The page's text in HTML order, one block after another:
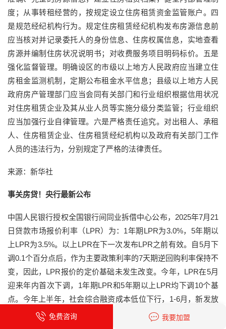
度；从事转租经营的，按规定设立住房租赁资金监管账户。四
是规范经纪机构行为。规定住房租赁经纪机构发布房源信息前
应当核对并记录委托人的身份信息、住房权属信息，实地查看
房源并编制住房状况说明书；对收费服务项目明码标价。五是
强化监督管理。明确设区的市级以上地方人民政府应当建立住
房租金监测机制，定期公布租金水平信息；县级以上地方人民
政府房产管理部门应当会同有关部门和行业组织根据信用状况
对住房租赁企业及其从业人员等实施分级分类监管；行业组织
应当加强行业自律管理。六是严格责任追究。对出租人、承租
人、住房租赁企业、住房租赁经纪机构以及政府有关部门工作
人员的违法行为，分别规定了严格的法律责任。
来源：新华社
事关房贷！央行最新公布
中国人民银行授权全国银行间同业拆借中心公布，2025年7月21
日贷款市场报价利率（LPR）为：1年期LPR为3.0%，5年期以
上LPR为3.5%。以上LPR在下一次发布LPR之前有效。自5月下
调0.1个百分点后，作为主要政策利率的7天期逆回购利率保持不
变，因此，LPR报价的定价基础未发生改变。今年，LPR在5月
迎来年内首次下调，1年期LPR和5年期以上LPR均下调10个基
点。今年上半年，社会综合融资成本低位下行，1-6月，新发放
企业贷款加权平均利率大约为3.3%，比上年同期低约45个基
免费咨询 我要加盟